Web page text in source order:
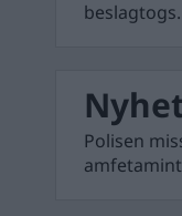
beslagtogs.
Polisen